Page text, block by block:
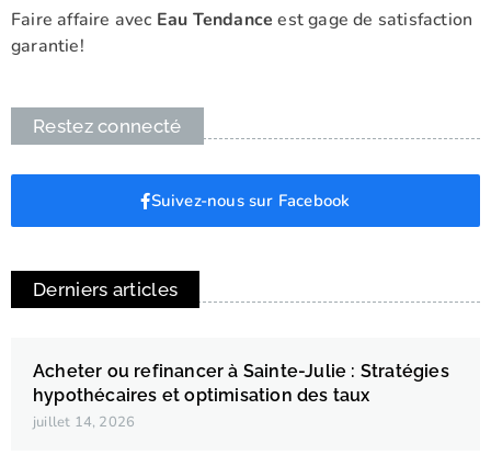
Faire affaire avec Eau Tendance est gage de satisfaction
garantie!
Restez connecté
Suivez-nous sur Facebook
Derniers articles
Acheter ou refinancer à Sainte-Julie : Stratégies
hypothécaires et optimisation des taux
juillet 14, 2026